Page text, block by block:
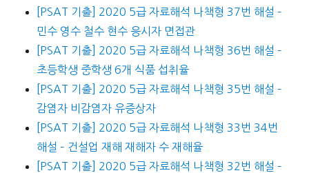
[PSAT 기출] 2020 5급 자료해석 나책형 37번 해설 –
민수 영수 철수 현수 응시자 면접관
[PSAT 기출] 2020 5급 자료해석 나책형 36번 해설 –
초등학생 중학생 6개 식품 섭취율
[PSAT 기출] 2020 5급 자료해석 나책형 35번 해설 –
감염자 비감염자 유증상자
[PSAT 기출] 2020 5급 자료해석 나책형 33번 34번
해설 – 건설업 재해 재해자 수 재해율
[PSAT 기출] 2020 5급 자료해석 나책형 32번 해설 –